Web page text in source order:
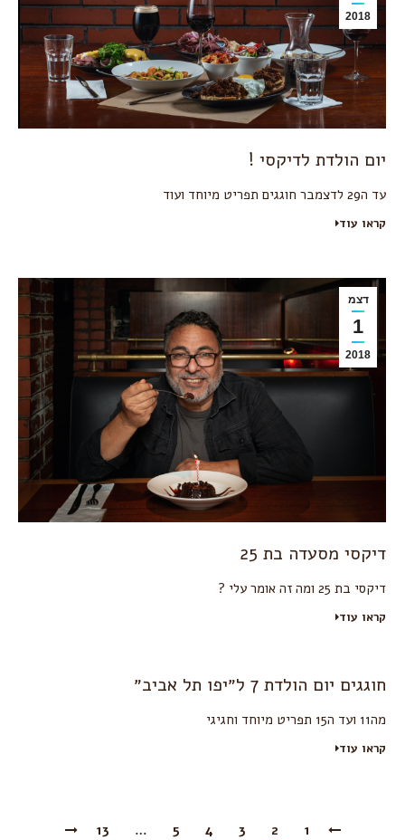
2018
יום הולדת לדיקסי !
עד ה29 לדצמבר חוגגים תפריט מיוחד ועוד
קראו עוד
דצמ
1
2018
דיקסי מסעדה בת 25
דיקסי בת 25 ומה זה אומר עלי ?
קראו עוד
חוגגים יום הולדת 7 ל״יפו תל אביב״
מה11 ועד ה15 תפריט מיוחד וחגיגי
קראו עוד
1
2
3
4
5
…
13